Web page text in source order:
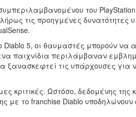
του PlayStation
τις προηγμένες δυνατότητες
Diablo 5, οι θαυμαστές μπορούν
περιλάμβαναν
τις υπάρχουσες για
Ωστόσο, δεδομένης της
με το franchise Diablo